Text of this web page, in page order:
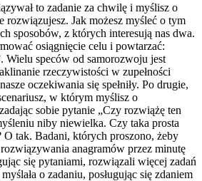
to zadanie za chwilę i myślisz o
rozwiązujesz. Jak możesz myśleć o tym
sposobów, z których interesują nas dwa.
osiągnięcie celu i powtarzać:
Wielu speców od samorozwoju jest
rzeczywistości w zupełności
oczekiwania się spełniły. Po drugie,
w którym myślisz o
sobie pytanie „Czy rozwiążę ten
niby niewielka. Czy taka prosta
tak. Badani, których proszono, żeby
anagramów przez minutę
się pytaniami, rozwiązali więcej zadań
o zadaniu, posługując się zdaniem